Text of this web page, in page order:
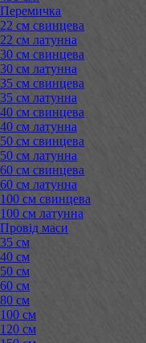
Перемичка
22 см свинцева
22 см латунна
30 см свинцева
30 см латунна
35 см свинцева
35 см латунна
40 см свинцева
40 см латунна
50 см свинцева
50 см латунна
60 см свинцева
60 см латунна
100 см свинцева
100 см латунна
Провід маси
35 см
40 см
50 см
60 см
80 см
100 см
120 см